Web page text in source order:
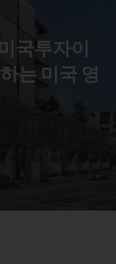
국투자이
는 미국 영